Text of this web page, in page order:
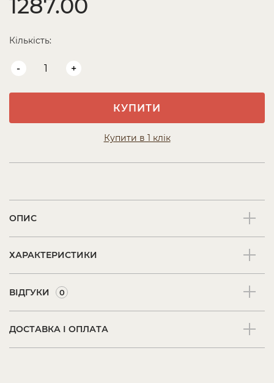
1287.00
Кількість:
- +
КУПИТИ
Купити в 1 клік
ОПИС
ХАРАКТЕРИСТИКИ
ВІДГУКИ 0
ДОСТАВКА І ОПЛАТА